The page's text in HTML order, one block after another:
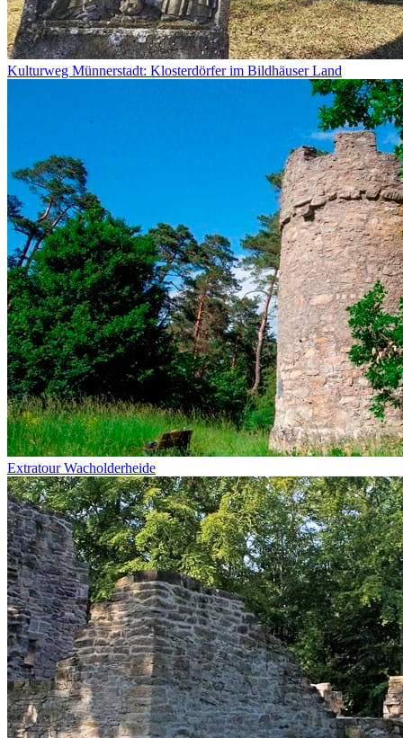
Kulturweg Münnerstadt: Klosterdörfer im Bildhäuser Land
Extratour Wacholderheide